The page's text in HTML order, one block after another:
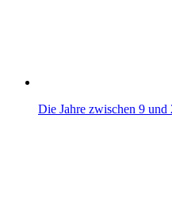
Die Jahre zwischen 9